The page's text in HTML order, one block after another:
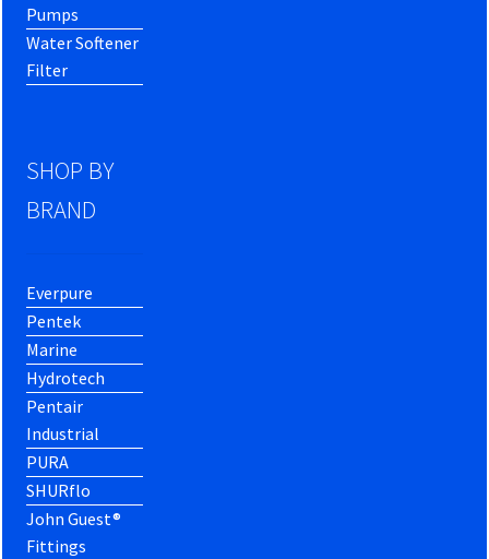
Pumps
Water Softener
Filter
SHOP BY
BRAND
Everpure
Pentek
Marine
Hydrotech
Pentair
Industrial
PURA
SHURflo
John Guest®
Fittings